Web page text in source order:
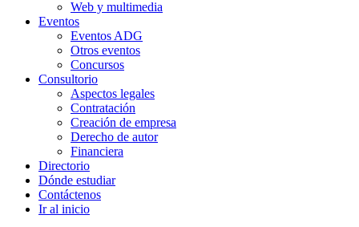
Web y multimedia
Eventos
Eventos ADG
Otros eventos
Concursos
Consultorio
Aspectos legales
Contratación
Creación de empresa
Derecho de autor
Financiera
Directorio
Dónde estudiar
Contáctenos
Ir al inicio